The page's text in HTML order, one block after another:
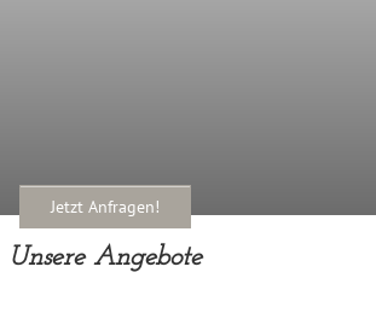
Jetzt Anfragen!
Unsere Angebote